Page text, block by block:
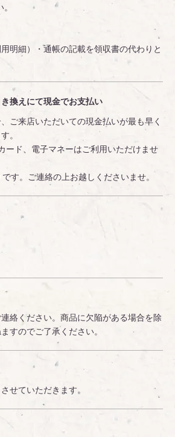
明細）・通帳の記載を領収書の代わりと
換えにて現金でお支払い
ご来店いただいての現金払いが最も早く
。
ード、電子マネーはご利用いただけませ
す。ご連絡の上お越しくださいませ。
絡ください。商品に欠陥がある場合を除
すのでご了承ください。
せていただきます。